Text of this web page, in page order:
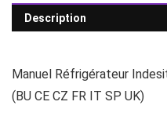
Description
Manuel Réfrigérateur
(BU CE CZ FR IT SP UK)